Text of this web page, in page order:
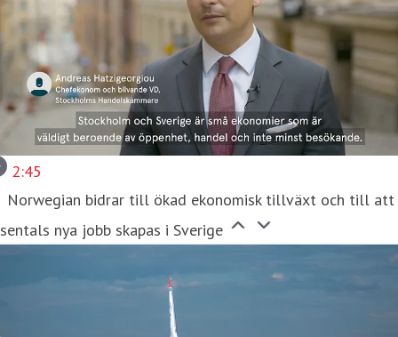
2:45
Norwegian bidrar till ökad ekonomisk tillväxt och till att
nya jobb skapas i Sverige